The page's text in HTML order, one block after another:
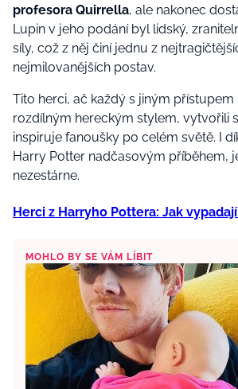
profesora Quirrella, ale nakonec
Lupin v jeho podání byl lidský,
síly, což z něj činí jednu z
nejmilovanějších postav.
Tito herci, ač každý s jiným přístupem
rozdílným hereckým stylem, vytvořili
inspiruje fanoušky po celém světě. I
Harry Potter nadčasovým příběhem,
nezestárne.
Herci z Harryho Pottera: Jak
MOHLO BY SE VÁM LÍBIT